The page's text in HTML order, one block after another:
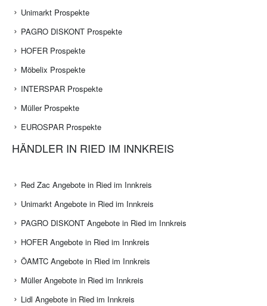
Unimarkt Prospekte
PAGRO DISKONT Prospekte
HOFER Prospekte
Möbelix Prospekte
INTERSPAR Prospekte
Müller Prospekte
EUROSPAR Prospekte
HÄNDLER IN RIED IM INNKREIS
Red Zac Angebote in Ried im Innkreis
Unimarkt Angebote in Ried im Innkreis
PAGRO DISKONT Angebote in Ried im Innkreis
HOFER Angebote in Ried im Innkreis
ÖAMTC Angebote in Ried im Innkreis
Müller Angebote in Ried im Innkreis
Lidl Angebote in Ried im Innkreis